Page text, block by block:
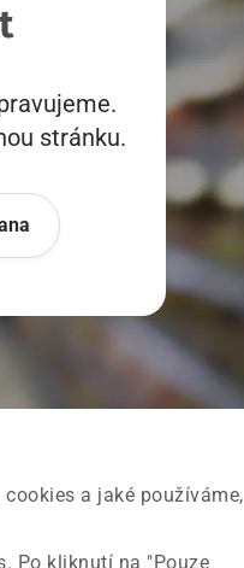
a jaké používáme,
Po kliknutí na "Pouze
stránku.